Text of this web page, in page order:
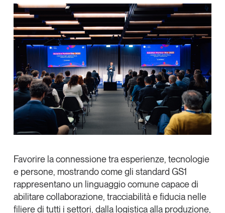
Chi siamo
Newsletter
Contatti
Tendenze Journal
La nostra newsletter nella tua email
Iscriviti
X
Linkedin
Copia Link
Favorire la connessione tra esperienze, tecnologie
e persone, mostrando come gli standard GS1
rappresentano un linguaggio comune capace di
abilitare collaborazione, tracciabilità e fiducia nelle
filiere di tutti i settori, dalla logistica alla produzione,